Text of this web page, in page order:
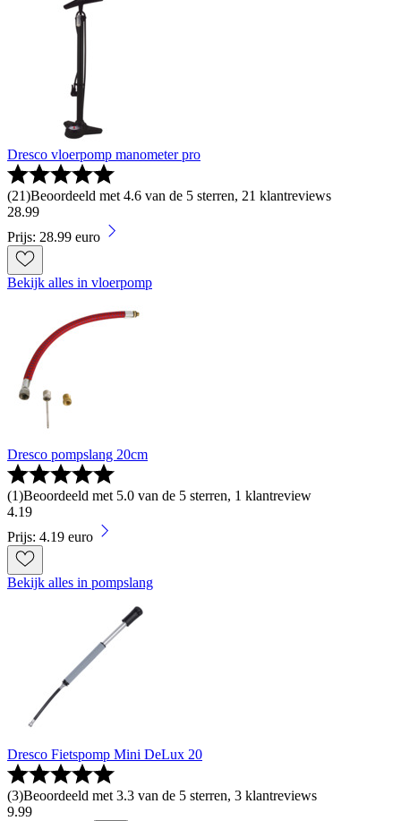
Dresco vloerpomp manometer pro
(21)Beoordeeld met 4.6 van de 5 sterren, 21 klantreviews
28.99
Prijs: 28.99 euro
Bekijk alles in vloerpomp
Dresco pompslang 20cm
(1)Beoordeeld met 5.0 van de 5 sterren, 1 klantreview
4.19
Prijs: 4.19 euro
Bekijk alles in pompslang
Dresco Fietspomp Mini DeLux 20
(3)Beoordeeld met 3.3 van de 5 sterren, 3 klantreviews
9.99